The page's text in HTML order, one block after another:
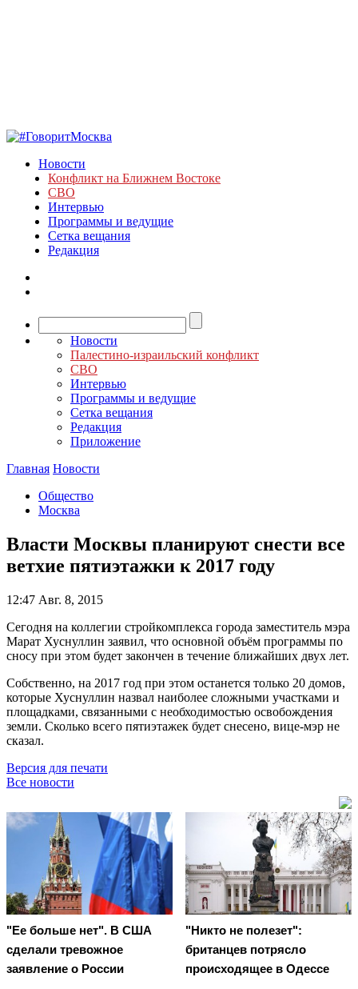
Новости
Конфликт на Ближнем Востоке
СВО
Интервью
Программы и ведущие
Сетка вещания
Редакция
Новости
Палестино-израильский конфликт
СВО
Интервью
Программы и ведущие
Сетка вещания
Редакция
Приложение
Главная Новости
Общество
Москва
Власти Москвы планируют снести все
ветхие пятиэтажки к 2017 году
12:47 Авг. 8, 2015
Сегодня на коллегии стройкомплекса города заместитель мэра
Марат Хуснуллин заявил, что основной объём программы по
сносу при этом будет закончен в течение ближайших двух лет.
Собственно, на 2017 год при этом останется только 20 домов,
которые Хуснуллин назвал наиболее сложными участками и
площадками, связанными с необходимостью освобождения
земли. Сколько всего пятиэтажек будет снесено, вице-мэр не
сказал.
Версия для печати
Все новости
"Ее больше нет". В США
сделали тревожное
заявление о России
"Никто не полезет":
британцев потрясло
происходящее в Одессе